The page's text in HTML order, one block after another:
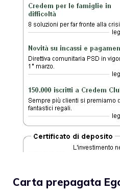
Carta prepagata